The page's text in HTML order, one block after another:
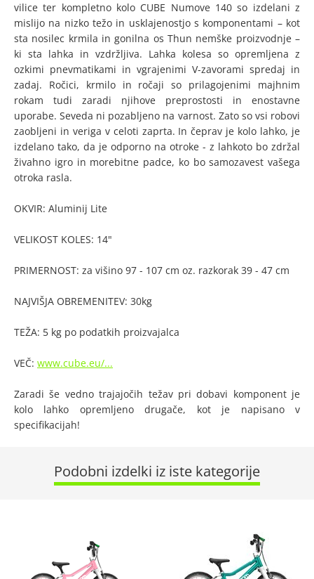
vilice ter kompletno kolo CUBE Numove 140 so izdelani z
mislijo na nizko težo in usklajenostjo s komponentami – kot
sta nosilec krmila in gonilna os Thun nemške proizvodnje –
ki sta lahka in vzdržljiva. Lahka kolesa so opremljena z
ozkimi pnevmatikami in vgrajenimi V-zavorami spredaj in
zadaj. Ročici, krmilo in ročaji so prilagojenimi majhnim
rokam tudi zaradi njihove preprostosti in enostavne
uporabe. Seveda ni pozabljeno na varnost. Zato so vsi robovi
zaobljeni in veriga v celoti zaprta. In čeprav je kolo lahko, je
izdelano tako, da je odporno na otroke - z lahkoto bo zdržal
živahno igro in morebitne padce, ko bo samozavest vašega
otroka rasla.
OKVIR: Aluminij Lite
VELIKOST KOLES: 14"
PRIMERNOST: za višino 97 - 107 cm oz. razkorak 39 - 47 cm
NAJVIŠJA OBREMENITEV: 30kg
TEŽA: 5 kg po podatkih proizvajalca
VEČ: www.cube.eu/...
Zaradi še vedno trajajočih težav pri dobavi komponent je
kolo lahko opremljeno drugače, kot je napisano v
specifikacijah!
Podobni izdelki iz iste kategorije